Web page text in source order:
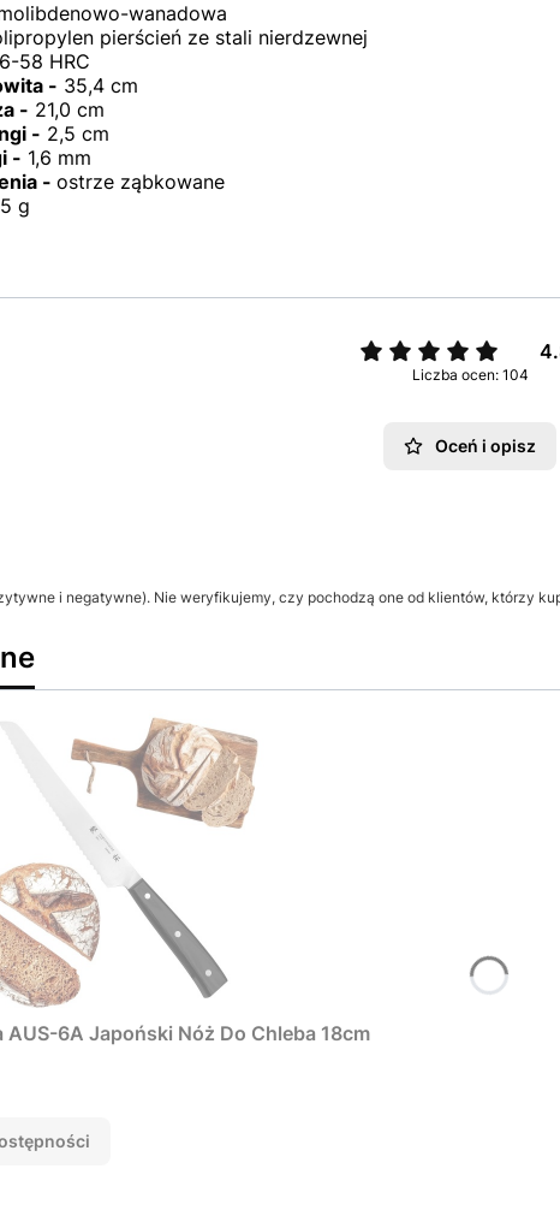
wanadowa
pierścień ze stali nierdzewnej
58 HRC
- 35,4 cm
- 21,0 cm
- 2,5 cm
- 1,6 mm
- ostrze ząbkowane
g
Liczba ocen: 104
Oceń i opisz
i negatywne). Nie weryfikujemy, czy pochodzą one od klientów, którzy
AUS-6A Japoński Nóż Do Chleba 18cm